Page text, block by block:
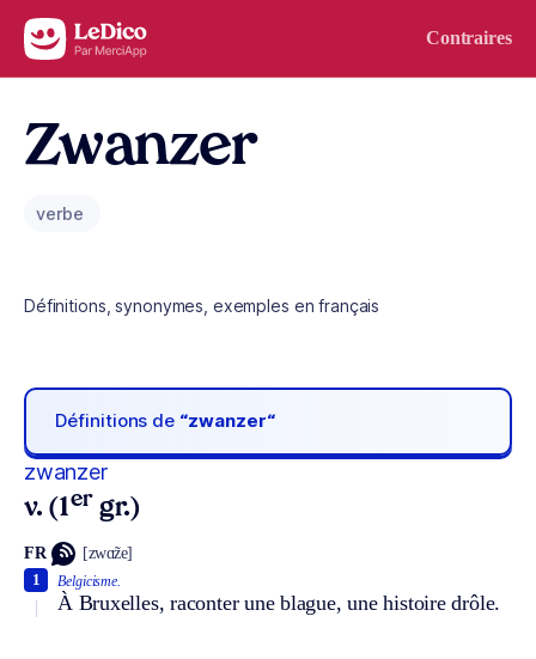
Aller au contenu Contraires
Zwanzer
verbe
Définitions, synonymes, exemples en français
Définitions de “zwanzer“
zwanzer
v. (1er gr.)
FR [zwɑ̃ze]
Belgicisme.
À Bruxelles, raconter une blague, une histoire drôle.
1